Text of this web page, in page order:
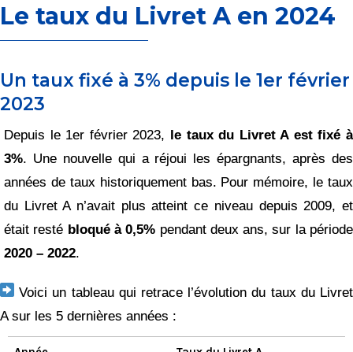
Le taux du Livret A en 2024
Un taux fixé à 3% depuis le 1er février
2023
Depuis le 1er février 2023, le taux du Livret A est fixé à
3%. Une nouvelle qui a réjoui les épargnants, après des
années de taux historiquement bas. Pour mémoire, le taux
du Livret A n’avait plus atteint ce niveau depuis 2009, et
était resté bloqué à 0,5% pendant deux ans, sur la période
2020 – 2022.
Voici un tableau qui retrace l’évolution du taux du Livret
A sur les 5 dernières années :